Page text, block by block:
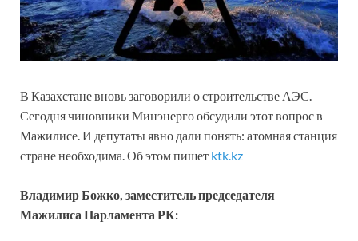
В Казахстане вновь заговорили о строительстве АЭС.
Сегодня чиновники Минэнерго обсудили этот вопрос в
Мажилисе. И депутаты явно дали понять: атомная станция
стране необходима. Об этом пишет ktk.kz
Владимир Божко, заместитель председателя
Мажилиса Парламента РК: